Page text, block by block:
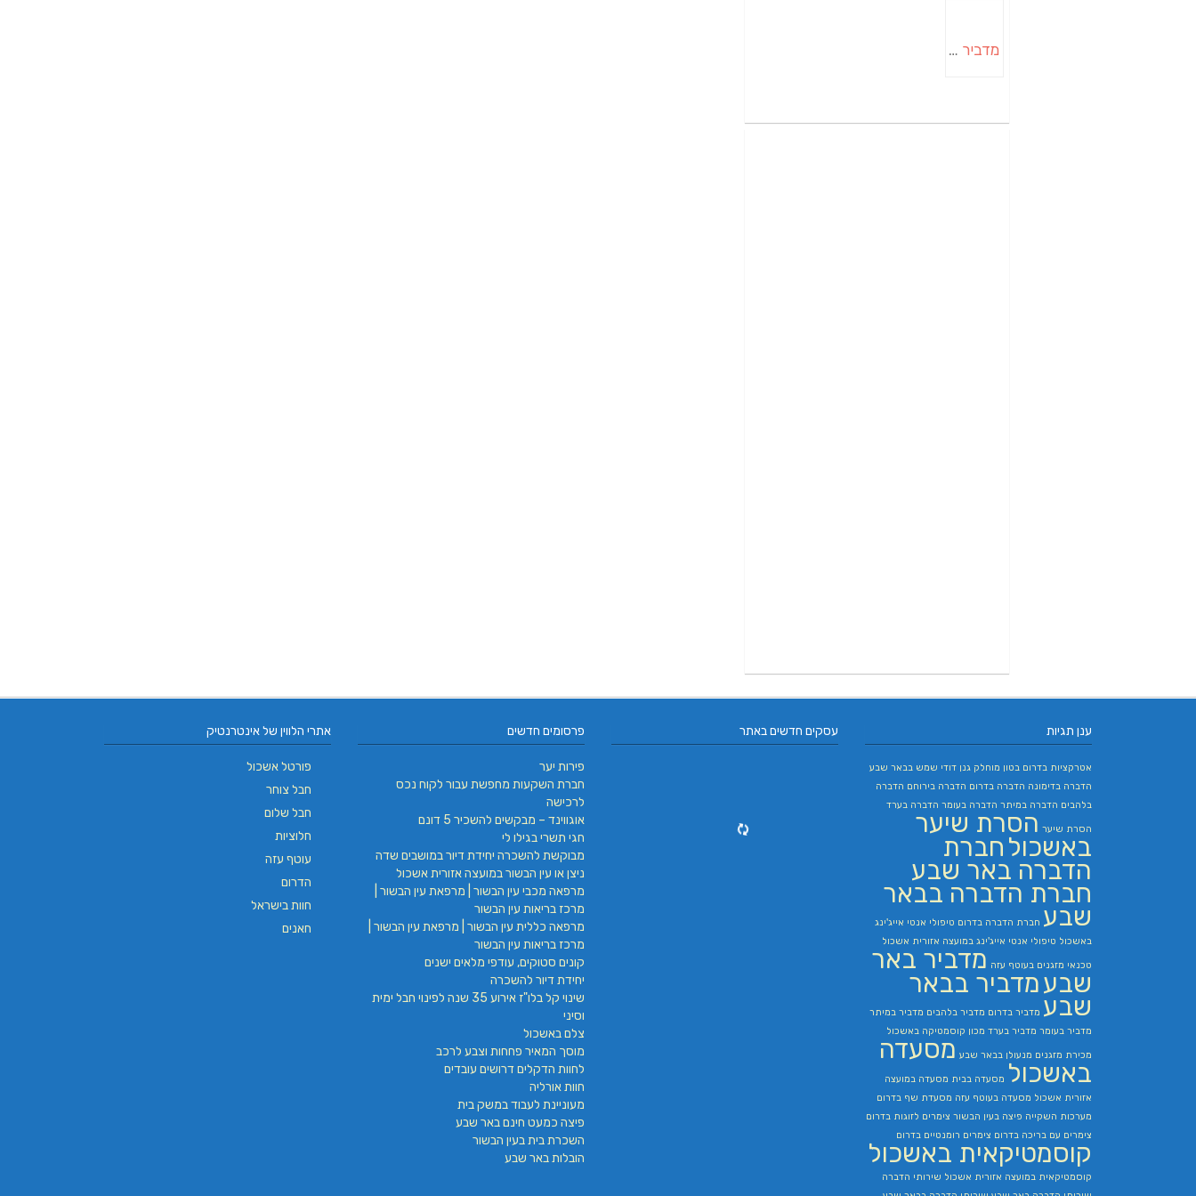
מדביר בבאר שבע | הדברה בבאר שבע | יוגב הדברות
אתרי הלווין של אינטרנטיק
פורטל אשכול
חבל צוחר
חבל שלום
חלוציות
עוטף עזה
הדרום
חוות בישראל
חאנים
פרסומים חדשים
פירות יער
חברת השקעות מחפשת עבור לקוח נכס
לרכישה
אוגווינד – מבקשים להשכיר 5 דונם
חגי תשרי בגילו לי
מבוקשת להשכרה יחידת דיור במושבים שדה
ניצן או עין הבשור במועצה אזורית אשכול
מרפאה מכבי עין הבשור | מרפאת עין הבשור |
מרכז בריאות עין הבשור
מרפאה כללית עין הבשור | מרפאת עין הבשור |
מרכז בריאות עין הבשור
קונים סטוקים, עודפי מלאים ישנים
יחידת דיור להשכרה
שינוי קל בלו"ז אירוע 35 שנה לפינוי חבל ימית
וסיני
צלם באשכול
מוסך המאיר פחחות וצבע לרכב
לחוות הדקלים דרושים עובדים
חוות אורליה
מעוניינת לעבוד במשק בית
פיצה כמעט חינם באר שבע
השכרת בית בעין הבשור
הובלות באר שבע
עסקים חדשים באתר ענן תגיות
אטרקציות בדרום בטון מוחלק גנן דודי שמש בבאר שבע
הדברה בדימונה הדברה בדרום הדברה בירוחם הדברה
בלהבים הדברה במיתר הדברה בעומר הדברה בערד
הסרת שיער הסרת שיער
באשכול חברת
הדברה באר שבע
חברת הדברה בבאר
שבע חברת הדברה בדרום טיפולי אנטי אייג'ינג
באשכול טיפולי אנטי אייג'ינג במועצה אזורית אשכול
טכנאי מזגנים בעוטף עזה מדביר באר
שבעמדביר בבאר
שבע מדביר בדרום מדביר בלהבים מדביר במיתר
מדביר בעומר מדביר בערד מכון קוסמטיקה באשכול
מכירת מזגנים מנעולן בבאר שבע מסעדה
באשכול מסעדה בבית מסעדה במועצה
אזורית אשכול מסעדה בעוטף עזה מסעדת שף בדרום
מערכות השקייה פיצה בעין הבשור צימרים לזוגות בדרום
צימרים עם בריכה בדרום צימרים רומנטיים בדרום
קוסמטיקאית באשכול
קוסמטיקאית במועצה אזורית אשכול שירותי הדברה